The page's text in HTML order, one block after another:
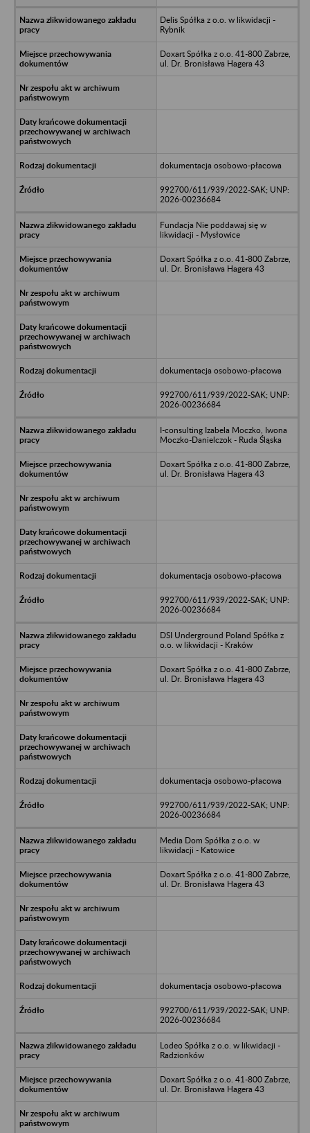
Delis Spółka z o.o. w likwidacji -
Rybnik
Doxart Spółka z o.o. 41-800 Zabrze,
ul. Dr. Bronisława Hagera 43
dokumentacja osobowo-płacowa
992700/611/939/2022-SAK; UNP:
2026-00236684
Fundacja Nie poddawaj się w
likwidacji - Mysłowice
Doxart Spółka z o.o. 41-800 Zabrze,
ul. Dr. Bronisława Hagera 43
dokumentacja osobowo-płacowa
992700/611/939/2022-SAK; UNP:
2026-00236684
I-consulting Izabela Moczko, Iwona
Moczko-Danielczok - Ruda Śląska
Doxart Spółka z o.o. 41-800 Zabrze,
ul. Dr. Bronisława Hagera 43
dokumentacja osobowo-płacowa
992700/611/939/2022-SAK; UNP:
2026-00236684
DSI Underground Poland Spółka z
o.o. w likwidacji - Kraków
Doxart Spółka z o.o. 41-800 Zabrze,
ul. Dr. Bronisława Hagera 43
dokumentacja osobowo-płacowa
992700/611/939/2022-SAK; UNP:
2026-00236684
Media Dom Spółka z o.o. w
likwidacji - Katowice
Doxart Spółka z o.o. 41-800 Zabrze,
ul. Dr. Bronisława Hagera 43
dokumentacja osobowo-płacowa
992700/611/939/2022-SAK; UNP:
2026-00236684
Lodeo Spółka z o.o. w likwidacji -
Radzionków
Doxart Spółka z o.o. 41-800 Zabrze,
ul. Dr. Bronisława Hagera 43